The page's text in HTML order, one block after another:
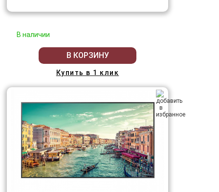
В наличии
В КОРЗИНУ
Купить в 1 клик